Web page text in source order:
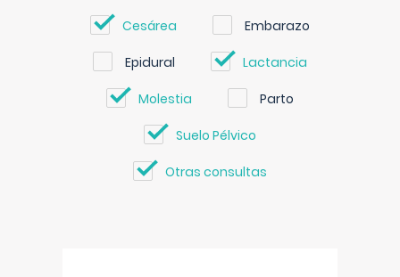
Cesárea Embarazo
Epidural Lactancia
Molestia Parto
Suelo Pélvico
Otras consultas